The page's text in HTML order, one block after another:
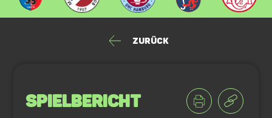
Zurück
Spielbericht